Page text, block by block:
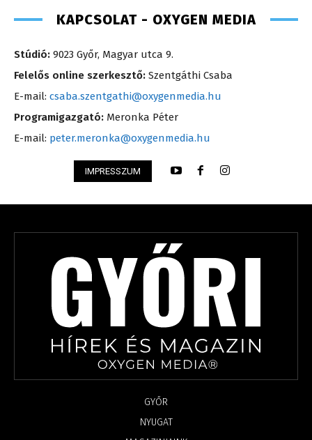
KAPCSOLAT - OXYGEN MEDIA
Stúdió: 9023 Győr, Magyar utca 9.
Felelős online szerkesztő: Szentgáthi Csaba
E-mail: csaba.szentgathi@oxygenmedia.hu
Programigazgató: Meronka Péter
E-mail: peter.meronka@oxygenmedia.hu
IMPRESSZUM
GYŐR
NYUGAT